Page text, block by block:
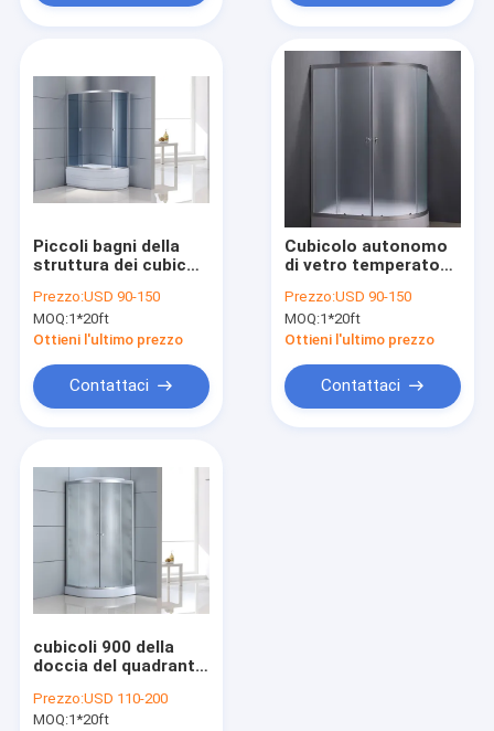
Prodotti
Video
Show VR
Controllo della qualità
Contattaci
Cabina doccia
Semplice doccia
SCATOLA DOCCIA
porta della doccia
Piccoli bagni della
struttura dei cubicoli
della doccia 4mm
1200×800×1960mm
Prezzo:USD 90-150
MOQ:1*20ft
Ottieni l'ultimo prezzo
Contattaci
Cubicolo autonomo
di vetro temperato
1150x800x1950mm
della doccia
Prezzo:USD 90-150
MOQ:1*20ft
Ottieni l'ultimo prezzo
Contattaci
cubicoli 900 della
doccia del quadrante
' X85»
Prezzo:USD 110-200
MOQ:1*20ft